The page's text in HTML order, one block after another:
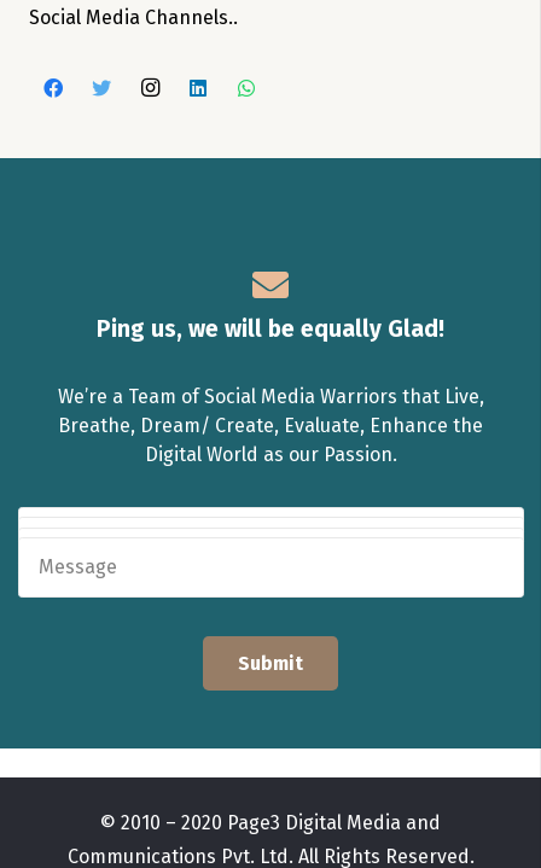
Social Media Channels..
Ping us, we will be equally Glad!
We’re a Team of Social Media Warriors that Live,
Breathe, Dream/ Create, Evaluate, Enhance the
Digital World as our Passion.
© 2010 – 2020 Page3 Digital Media and
Communications Pvt. Ltd. All Rights Reserved.